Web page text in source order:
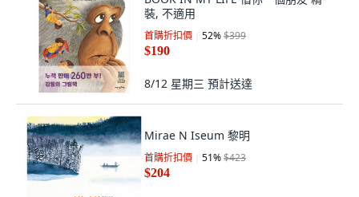
裝, 不適用
首購折扣價 52%$399
$190
8/12 星期三 預計送達
Mirae N Iseum 黎明
首購折扣價 51%$423
$204